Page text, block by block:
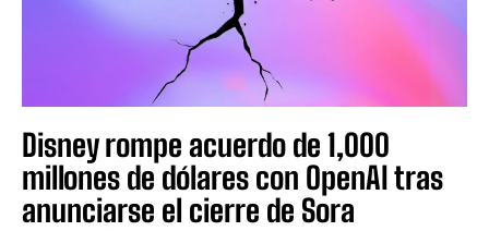
Disney rompe acuerdo de 1,000
millones de dólares con OpenAI tras
anunciarse el cierre de Sora